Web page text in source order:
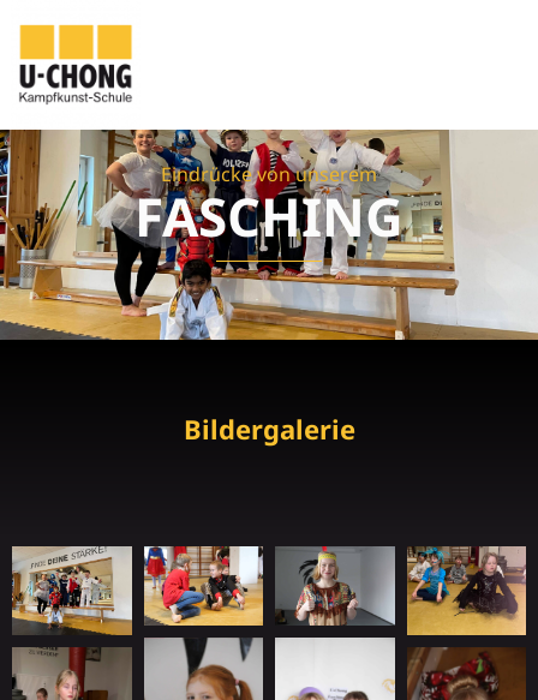
FASCHING
Eindrücke von unserem
FASCHING
Bildergalerie